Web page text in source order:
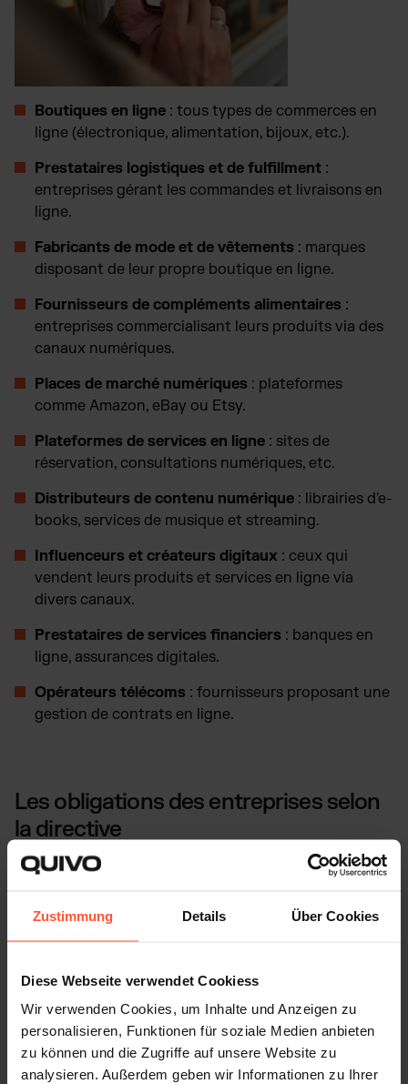
Zustimmung Details Über Cookies
Diese Webseite verwendet Cookiess
Wir verwenden Cookies, um Inhalte und Anzeigen zu
personalisieren, Funktionen für soziale Medien anbieten
zu können und die Zugriffe auf unsere Website zu
analysieren. Außerdem geben wir Informationen zu Ihrer
Boutiques en ligne : tous types de commerces en
ligne (électronique, alimentation, bijoux, etc.).
Prestataires logistiques et de fulfillment :
entreprises gérant les commandes et livraisons en
ligne.
Fabricants de mode et de vêtements : marques
disposant de leur propre boutique en ligne.
Fournisseurs de compléments alimentaires :
entreprises commercialisant leurs produits via des
canaux numériques.
Places de marché numériques : plateformes
comme Amazon, eBay ou Etsy.
Plateformes de services en ligne : sites de
réservation, consultations numériques, etc.
Distributeurs de contenu numérique : librairies d'e-
books, services de musique et streaming.
Influenceurs et créateurs digitaux : ceux qui
vendent leurs produits et services en ligne via
divers canaux.
Prestataires de services financiers : banques en
ligne, assurances digitales.
Opérateurs télécoms : fournisseurs proposant une
gestion de contrats en ligne.
Les obligations des entreprises selon
la directive
L'objectif est d'assurer que tous les services en ligne
doivent donc régulièrement évaluer l'accessibilité de
leurs services et y apporter des améliorations si
Obligations des fabricants:
Les produits numériques (sites web, applications,